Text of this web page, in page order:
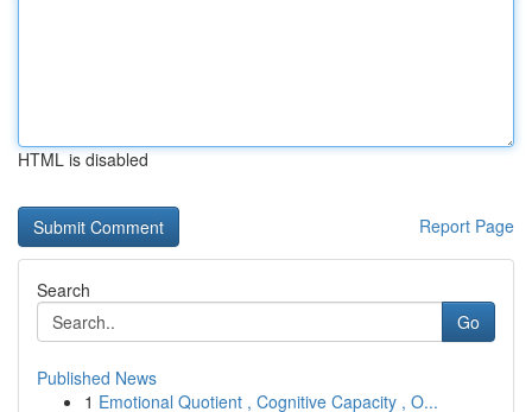
HTML is disabled
Report Page
Search
Go
Published News
1 Emotional Quotient , Cognitive Capacity , O...